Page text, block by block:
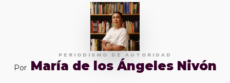
PERIODISMO DE AUTORIDAD
Por María de los Ángeles Nivón